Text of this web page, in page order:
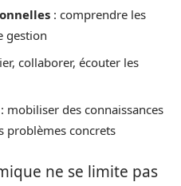
: comprendre les
gestion
collaborer, écouter les
: mobiliser des connaissances
problèmes concrets
ne se limite pas